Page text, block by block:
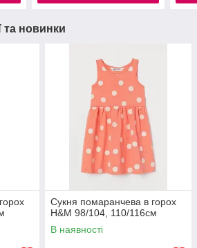
та новинки
Сукня помаранчева в горох
H&M 98/104, 110/116см
В наявності